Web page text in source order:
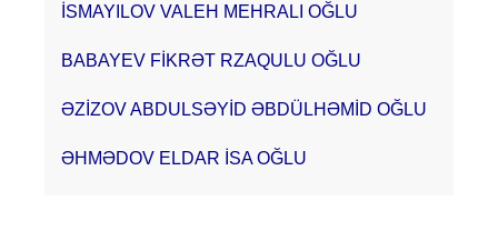
İSMAYILOV VALEH MEHRALI OĞLU
BABAYEV FİKRƏT RZAQULU OĞLU
ƏZİZOV ABDULSƏYİD ƏBDÜLHƏMİD OĞLU
ƏHMƏDOV ELDAR İSA OĞLU